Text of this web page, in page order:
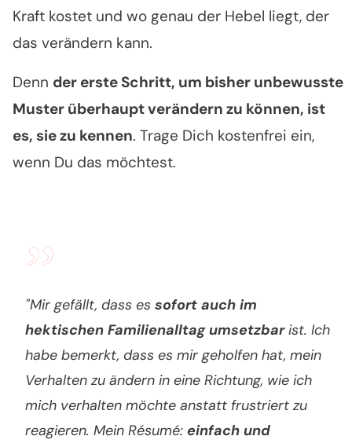
Kraft kostet und wo genau der Hebel liegt, der
das verändern kann.
Denn der erste Schritt, um bisher unbewusste
Muster überhaupt verändern zu können, ist
es, sie zu kennen. Trage Dich kostenfrei ein,
wenn Du das möchtest.
”
"Mir gefällt, dass es sofort auch im
hektischen Familienalltag umsetzbarist. Ich
habe bemerkt, dass es mir geholfen hat, mein
Verhalten zu ändern in eine Richtung, wie ich
mich verhalten möchte anstatt frustriert zu
reagieren. Mein Résumé: einfach und